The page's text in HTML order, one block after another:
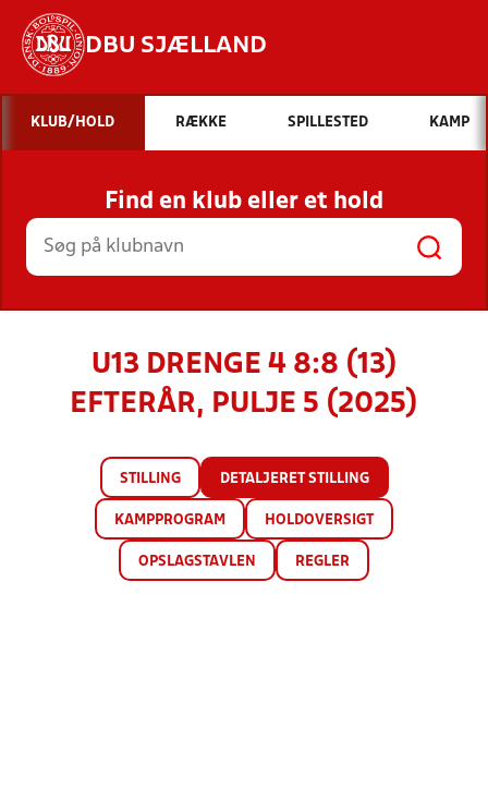
DBU SJÆLLAND
Hvad vil du søge efter?
INDHOLD OG NYHEDER
STILLINGER, RESULTATER, KLUBBER OG
HOLD
KLUB/HOLD RÆKKE SPILLESTED KAMP
Find en klub eller et hold
U13 DRENGE 4 8:8 (13)
EFTERÅR, PULJE 5 (2025)
STILLING DETALJERET STILLING
KAMPPROGRAM HOLDOVERSIGT
OPSLAGSTAVLEN REGLER